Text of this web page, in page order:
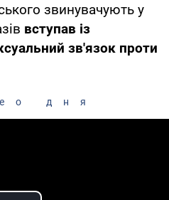
звинувачують у
вступав із
зв'язок проти
дня